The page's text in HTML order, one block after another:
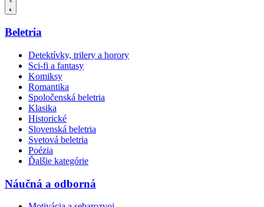
Beletria
Detektívky, trilery a horory
Sci-fi a fantasy
Komiksy
Romantika
Spoločenská beletria
Klasika
Historické
Slovenská beletria
Svetová beletria
Poézia
Ďalšie kategórie
Náučná a odborná